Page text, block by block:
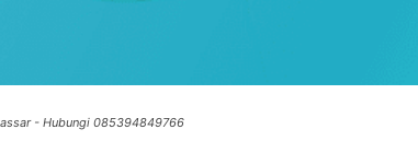
- Hubungi 085394849766